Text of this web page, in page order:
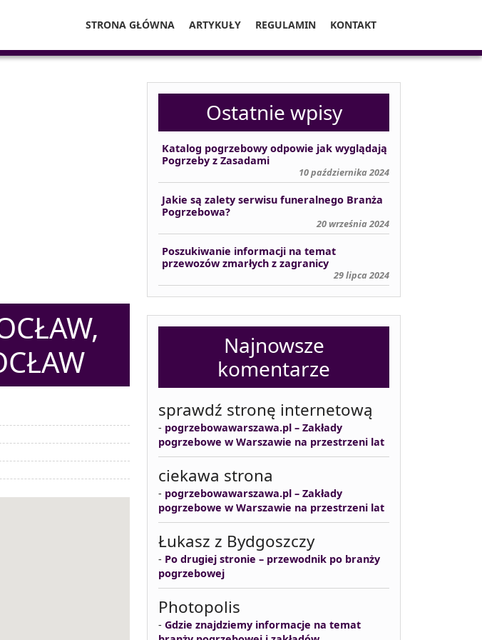
STRONA GŁÓWNA ARTYKUŁY REGULAMIN KONTAKT
Ostatnie wpisy
Katalog pogrzebowy odpowie jak wyglądają
Pogrzeby z Zasadami
10 października 2024
Jakie są zalety serwisu funeralnego Branża
Pogrzebowa?
20 września 2024
Poszukiwanie informacji na temat
przewozów zmarłych z zagranicy
29 lipca 2024
Najnowsze
komentarze
sprawdź stronę internetową
- pogrzebowawarszawa.pl – Zakłady
pogrzebowe w Warszawie na przestrzeni lat
ciekawa strona
- pogrzebowawarszawa.pl – Zakłady
pogrzebowe w Warszawie na przestrzeni lat
Łukasz z Bydgoszczy
- Po drugiej stronie – przewodnik po branży
pogrzebowej
Photopolis
- Gdzie znajdziemy informacje na temat